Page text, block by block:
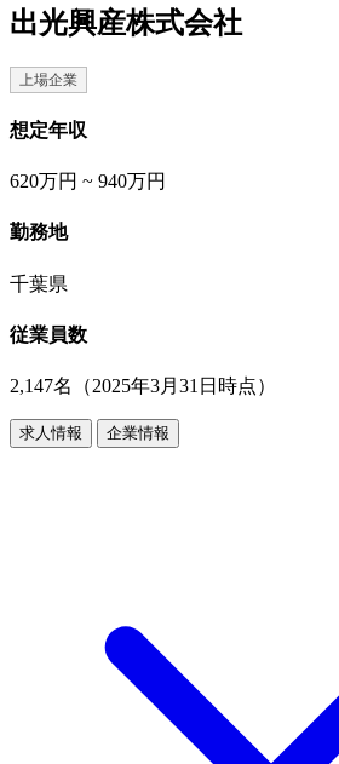
出光興産株式会社
上場企業
想定年収
620万円 ~ 940万円
勤務地
千葉県
従業員数
2,147名（2025年3月31日時点）
求人情報 企業情報